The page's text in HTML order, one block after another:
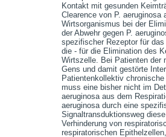
Kontakt mit gesunden
Clearence von P. aeruginosa
Wirtsorganismus bei der
der Abwehr gegen P.
spezifischer Rezeptor für
die - für die Elimination des
Wirtszelle. Bei Patienten der
Gens und damit gestörte
Patientenkollektiv
muss eine bisher nicht im
aeruginosa aus dem
aeruginosa durch eine
Signaltransduktionsweg
Verhinderung von
respiratorischen